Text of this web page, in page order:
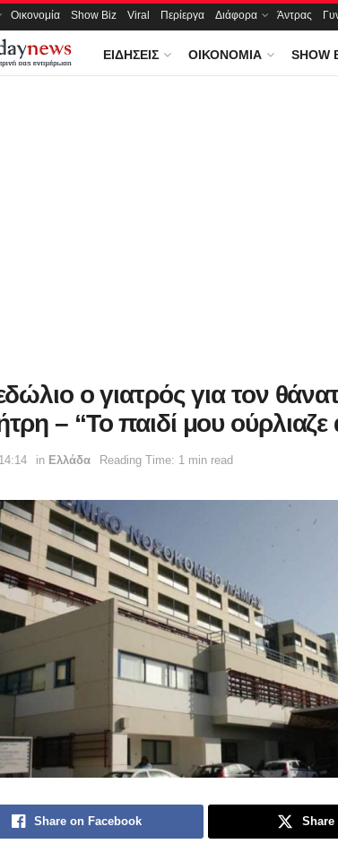
Οικονομία Show Biz Viral Περίεργα Διάφορα Άντρας
ΕΙΔΉΣΕΙΣ ΟΙΚΟΝΟΜΊΑ SHOW
ο γιατρός για τον
– “Το παιδί μου
in Ελλάδα Reading Time: 1 min read
Share on Facebook Share